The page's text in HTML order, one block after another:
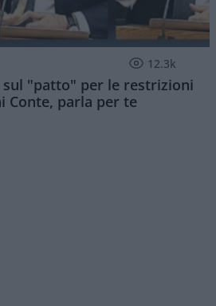
12.3k
"patto" per le restrizioni
Conte, parla per te